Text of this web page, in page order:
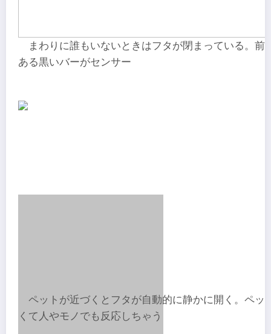
まわりに誰もいないときはフタが閉まっている。前
ある黒いバーがセンサー
ペットが近づくとフタが自動的に静かに開く。ペッ
くて人やモノでも反応しちゃう